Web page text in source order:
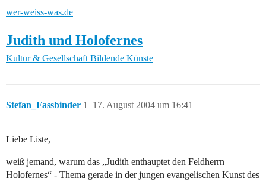
wer-weiss-was.de
Judith und Holofernes
Kultur & Gesellschaft Bildende Künste
Stefan_Fassbinder 17. August 2004 um 16:41
1
Liebe Liste,
weiß jemand, warum das „Judith enthauptet den Feldherrn
Holofernes“ - Thema gerade in der jungen evangelischen Kunst des